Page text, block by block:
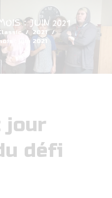
: JUIN 2021
2021
: juin 2021
jour
défi